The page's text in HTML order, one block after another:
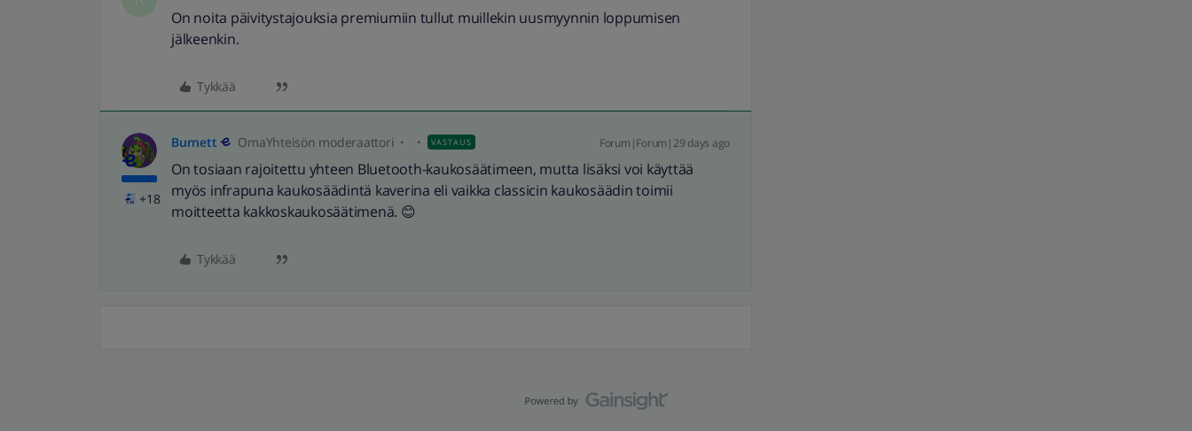
On noita päivitystajouksia premiumiin tullut muillekin uusmyynnin loppumisen
jälkeenkin.
Tykkää
+18
Burnett OmaYhteisön moderaattori VASTAUS Forum|Forum|29 days ago
On tosiaan rajoitettu yhteen Bluetooth-kaukosäätimeen, mutta lisäksi voi käyttää
myös infrapuna kaukosäädintä kaverina eli vaikka classicin kaukosäädin toimii
moitteetta kakkoskaukosäätimenä. 😊
Tykkää